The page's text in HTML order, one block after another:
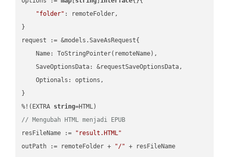
"folder" : remoteFolder,
}
request := &models.SaveAsRequest{
    Name: ToStringPointer(remoteName),
    SaveOptionsData: &requestSaveOptionsData,
    Optionals: options,
}
%!(EXTRA string
// Mengubah HTML menjadi EPUB
resFileName :=
"result.HTML"
outPath := remoteFolder +
"/" + resFileName